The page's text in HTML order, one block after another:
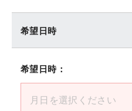
希望日時
希望日時：